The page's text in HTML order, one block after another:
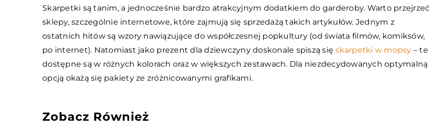
Skarpetki są tanim, a jednocześnie bardzo atrakcyjnym dodatkiem do garderoby. Warto przejrzeć
sklepy, szczególnie internetowe, które zajmują się sprzedażą takich artykułów. Jednym z
ostatnich hitów są wzory nawiązujące do współczesnej popkultury (od świata filmów, komiksów,
po internet). Natomiast jako prezent dla dziewczyny doskonale spiszą sięskarpetki w mopsy – te
dostępne są w różnych kolorach oraz w większych zestawach. Dla niezdecydowanych optymalną
opcją okażą się pakiety ze zróżnicowanymi grafikami.
Zobacz Również